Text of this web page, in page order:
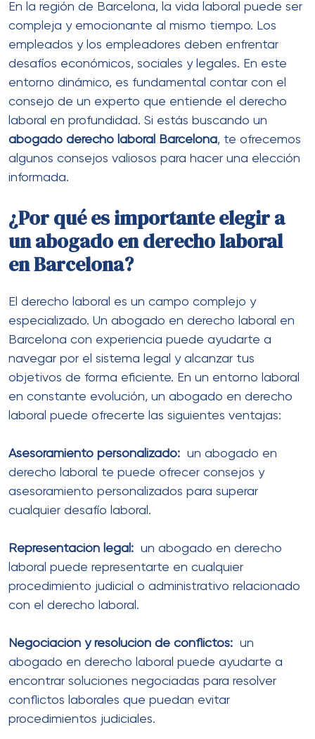
En la región de Barcelona, la vida laboral puede ser
compleja y emocionante al mismo tiempo. Los
empleados y los empleadores deben enfrentar
desafíos económicos, sociales y legales. En este
entorno dinámico, es fundamental contar con el
consejo de un experto que entiende el derecho
laboral en profundidad. Si estás buscando un
abogado derecho laboral Barcelona, te ofrecemos
algunos consejos valiosos para hacer una elección
informada.
¿Por qué es importante elegir a
un abogado en derecho laboral
en Barcelona?
El derecho laboral es un campo complejo y
especializado. Un abogado en derecho laboral en
Barcelona con experiencia puede ayudarte a
navegar por el sistema legal y alcanzar tus
objetivos de forma eficiente. En un entorno laboral
en constante evolución, un abogado en derecho
laboral puede ofrecerte las siguientes ventajas:
Asesoramiento personalizado: un abogado en
derecho laboral te puede ofrecer consejos y
asesoramiento personalizados para superar
cualquier desafío laboral.
Representación legal: un abogado en derecho
laboral puede representarte en cualquier
procedimiento judicial o administrativo relacionado
con el derecho laboral.
Negociación y resolución de conflictos: un
abogado en derecho laboral puede ayudarte a
encontrar soluciones negociadas para resolver
conflictos laborales que puedan evitar
procedimientos judiciales.